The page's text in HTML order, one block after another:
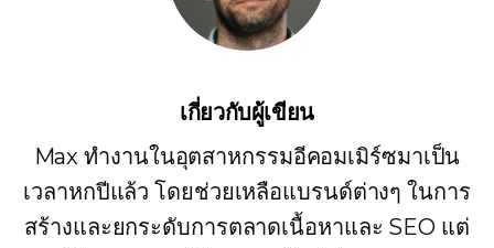
เกี่ยวกับผู้เขียน
Max ทำงานในอุตสาหกรรมอีคอมเมิร์ซมาเป็น
เวลาหกปีแล้ว โดยช่วยเหลือแบรนด์ต่างๆ ในการ
สร้างและยกระดับการตลาดเนื้อหาและ SEO แต่